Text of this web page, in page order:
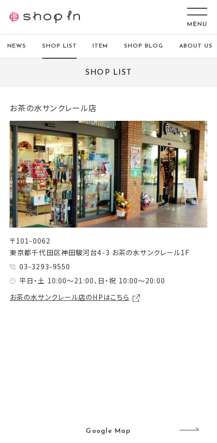
NEWS SHOP LIST ITEM SHOP BLOG ABOUT US
SHOP LIST
お茶の水サンクレール店
〒101-0062
東京都千代田区神田駿河台4-3 お茶の水サンクレール1F
03-3293-9550
平日・土 10:00～21:00、日・祝 10:00～20:00
お茶の水サンクレール店のHPはこちら
Google Map